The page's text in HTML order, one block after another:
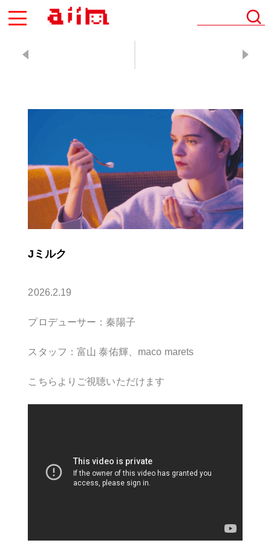
Jミルク
2026.2.19
プロデューサー：秦陽子
スタッフ：富山 泰佑輝、maco marets
こちらよりご視聴いただけます